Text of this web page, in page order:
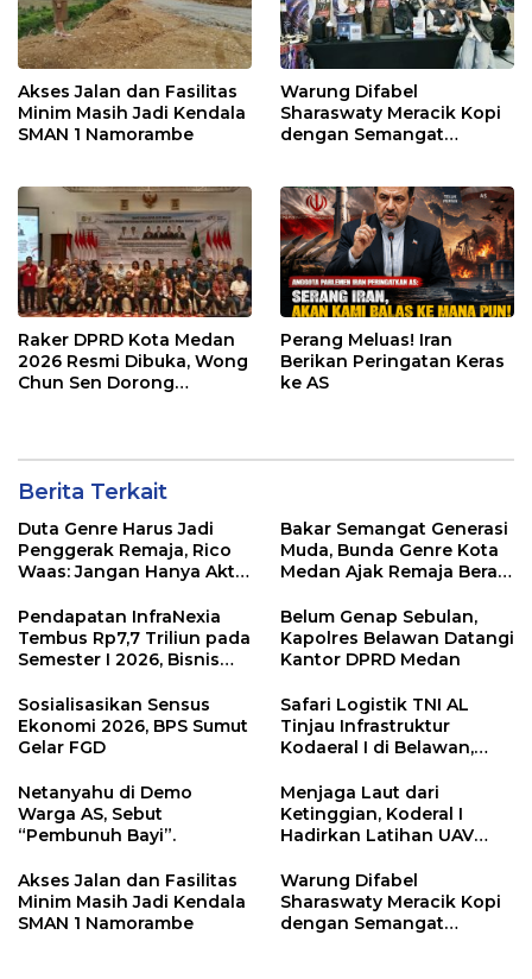
Akses Jalan dan Fasilitas
Minim Masih Jadi Kendala
SMAN 1 Namorambe
Warung Difabel
Sharaswaty Meracik Kopi
dengan Semangat
Raker DPRD Kota Medan
2026 Resmi Dibuka, Wong
Chun Sen Dorong
Perang Meluas! Iran
Berikan Peringatan Keras
ke AS
Berita Terkait
Duta Genre Harus Jadi
Penggerak Remaja, Rico
Waas: Jangan Hanya Aktif
Bakar Semangat Generasi
Muda, Bunda Genre Kota
Medan Ajak Remaja Berani
Pendapatan InfraNexia
Tembus Rp7,7 Triliun pada
Semester I 2026, Bisnis
Persen
Belum Genap Sebulan,
Kapolres Belawan Datangi
Kantor DPRD Medan
Sosialisasikan Sensus
Ekonomi 2026, BPS Sumut
Gelar FGD
Safari Logistik TNI AL
Tinjau Infrastruktur
Kodaeral I di Belawan,
Operasional
Netanyahu di Demo
Warga AS, Sebut
“Pembunuh Bayi”.
Menjaga Laut dari
Ketinggian, Koderal I
Hadirkan Latihan UAV
Akses Jalan dan Fasilitas
Minim Masih Jadi Kendala
SMAN 1 Namorambe
Warung Difabel
Sharaswaty Meracik Kopi
dengan Semangat